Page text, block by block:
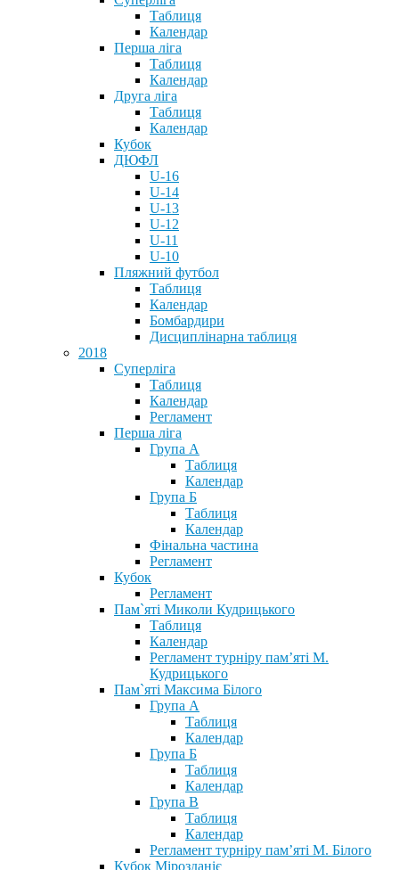
Таблиця
Календар
Перша ліга
Таблиця
Календар
Друга ліга
Таблиця
Календар
Кубок
ДЮФЛ
U-16
U-14
U-13
U-12
U-11
U-10
Пляжний футбол
Таблиця
Календар
Бомбардири
Дисциплінарна таблиця
2018
Суперліга
Таблиця
Календар
Регламент
Перша ліга
Група А
Таблиця
Календар
Група Б
Таблиця
Календар
Фінальна частина
Регламент
Кубок
Регламент
Пам`яті Миколи Кудрицького
Таблиця
Календар
Регламент турніру пам’яті М.
Кудрицького
Пам`яті Максима Білого
Група А
Таблиця
Календар
Група Б
Таблиця
Календар
Група В
Таблиця
Календар
Регламент турніру пам’яті М. Білого
Кубок Мірозданіє